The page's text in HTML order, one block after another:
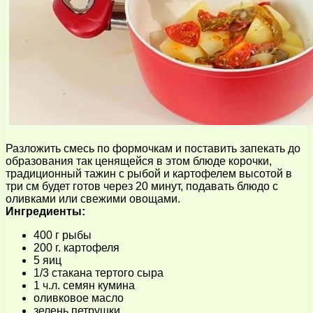
Разложить смесь по формочкам и поставить запекать до
образования так ценящейся в этом блюде корочки,
традиционный тажин с рыбой и картофелем высотой в
три см будет готов через 20 минут, подавать блюдо с
оливками или свежими овощами.
Ингредиенты:
400 г рыбы
200 г. картофеля
5 яиц
1/3 стакана тертого сыра
1 ч.л. семян кумина
оливковое масло
зелень петрушки